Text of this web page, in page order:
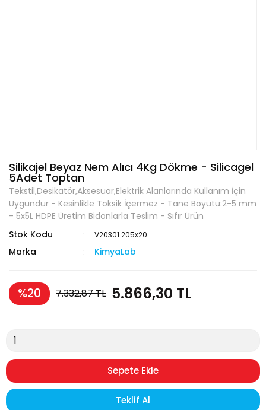
Silikajel Beyaz Nem Alıcı 4Kg Dökme - Silicagel
5Adet Toptan
Tekstil,Desikatör,Aksesuar,Elektrik Alanlarında Kullanım İçin
Uygundur - Kesinlikle Toksik İçermez - Tane Boyutu:2-5 mm
- 5x5L HDPE Üretim Bidonlarla Teslim - Sıfır Ürün
Stok Kodu
V20301.205x20
Marka KimyaLab
%20 7.332,87 TL 5.866,30 TL
Sepete Ekle
Teklif Al